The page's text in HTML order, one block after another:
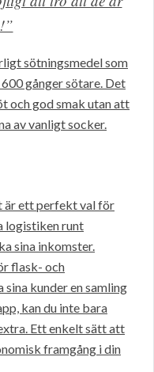
sötningsmedel som
gånger sötare. Det
och god smak utan att
av vanligt socker.
är ett perfekt val för
logistiken runt
sina inkomster.
flask- och
kunder en samling
kan du inte bara
Ett enkelt sätt att
framgång i din